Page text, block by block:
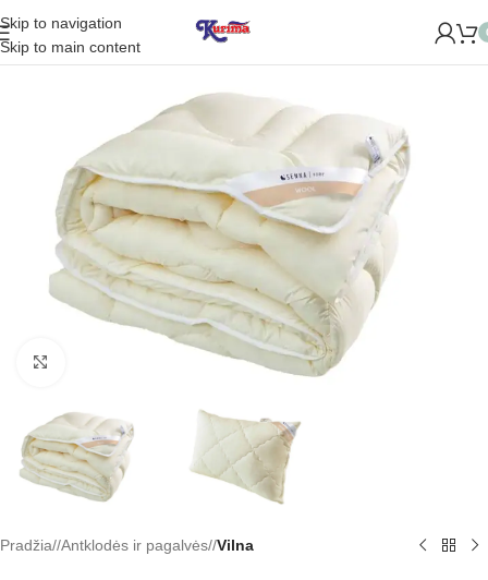
Skip to navigation
Skip to main content
NAUJĄ PARDUOTUVĘ ŽVĖRYNE (SĖLIŲ G. 29 VILNIUJE)!
Pradžia/ Antklodės ir pagalvės/ Vilna